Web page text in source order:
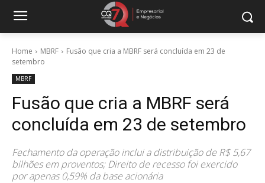
Home MBRF
Fusão que cria a MBRF será concluída em 23 de
setembro
MBRF
Fusão que cria a MBRF será
concluída em 23 de setembro
Fechamento da operação inclui a distribuição de R$ 5,67
bilhões em proventos; Direito de recesso foi exercido
por apenas 0,59% da base acionária